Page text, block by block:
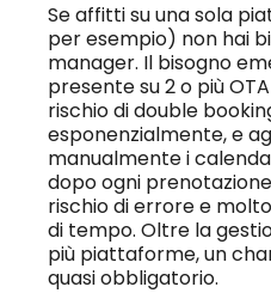
Se affitti su una sola
per esempio) non hai
manager. Il bisogno
presente su 2 o più
rischio di double
esponenzialmente, e
manualmente i
dopo ogni
rischio di errore e
di tempo. Oltre la
più piattaforme, un
quasi obbligatorio.